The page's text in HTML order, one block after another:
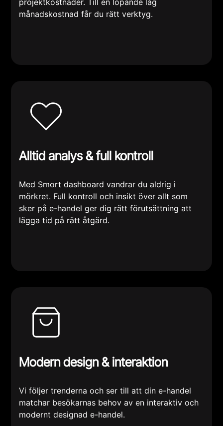
projektkostnader. Till en löpande låg
månadskostnad får du rätt verktyg.
Alltid analys & full kontroll
Med Smort dashboard vandrar du aldrig i
mörkret. Full kontroll och insikt över allt som
sker på e-handel ger dig rätt förutsättning att
lägga tid på rätt åtgärd.
Modern design & interaktion
Vi följer trenderna och ser till att din e-handel
matchar besökarnas behov av en interaktiv och
modernt designad e-handel.